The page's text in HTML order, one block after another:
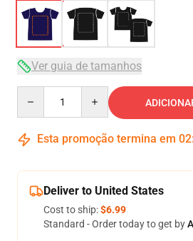
Ver guia de tamanhos
Esta promoção termina em 02:
Deliver to United States
Cost to ship:$6.99
Standard - Order today to get by